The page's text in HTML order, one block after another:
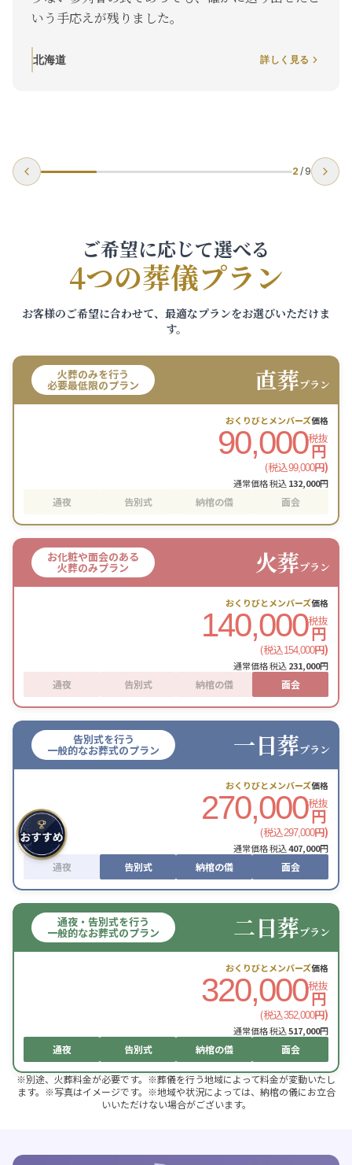
応えが残りました。
3 / 9
ご希望に応じて選べる
4つの葬儀プラン
お客様のご希望に合わせて、最適なプランをお選びいただけま
す。
火葬のみを行う
必要最低限のプラン 直葬プラン
おくりびとメンバーズ価格
90,000税抜
円
(税込99,000円)
通常価格 税込132,000円
通夜 告別式 納棺の儀 面会
お化粧や面会のある
火葬のみプラン 火葬プラン
おくりびとメンバーズ価格
140,000税抜
円
(税込154,000円)
通常価格 税込231,000円
通夜 告別式 納棺の儀 面会
告別式を行う
一般的なお葬式のプラン 一日葬プラン
おくりびとメンバーズ価格
270,000税抜
円
(税込297,000円)
通常価格 税込407,000円
通夜 告別式 納棺の儀 面会
通夜・告別式を行う
一般的なお葬式のプラン 二日葬プラン
おくりびとメンバーズ価格
320,000税抜
円
(税込352,000円)
通常価格 税込517,000円
通夜 告別式 納棺の儀 面会
※別途、火葬料金が必要です。※葬儀を行う地域によって料金が変動いたし
ます。※写真はイメージです。※地域や状況によっては、納棺の儀にお立合
いいただけない場合がございます。